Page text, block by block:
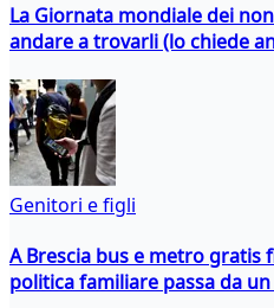
La Giornata mondiale dei
andare a trovarli (lo chiede
Genitori e figli
A Brescia bus e metro gratis
politica familiare passa da